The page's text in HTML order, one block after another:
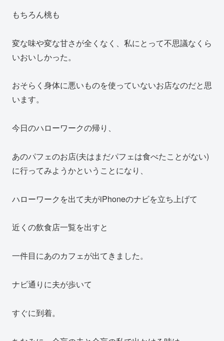
もちろん桃も
変な味や変な甘さが全くなく、私にとって不思議なくら
いおいしかった。
おそらく身体に悪いものを使っていないお店なのだと思
います。
今日のハローワークの帰り、
あのパフェのお店(夫はまだパフェは食べたことがない)
に行ってみようかということになり、
ハローワークを出て夫がiPhoneのナビを立ち上げて
近くの飲食店一覧を出すと
一件目にあのカフェが出てきました。
ナビ通りに夫が歩いて
すぐに到着。